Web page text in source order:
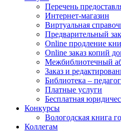
Перечень
Интернет-магазин
Виртуальная
Предварительный
Online продление
Online заказ копий
Межбиблиотечный
Заказ и
Библиотека –
Платные услуги
Бесплатная
Конкурсы
Вологодская книга
Коллегам